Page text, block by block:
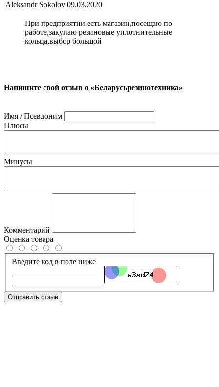
Aleksandr Sokolov 09.03.2020
При предприятии есть магазин,посещаю по
работе,закупаю резиновые уплотнительные
кольца,выбор большой
Напишите свой отзыв о «Беларусьрезинотехника»
Имя / Псевдоним
Плюсы
Минусы
Комментарий
Оценка товара
Введите код в поле ниже
Отправить отзыв